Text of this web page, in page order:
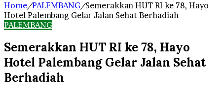
Home/PALEMBANG/Semerakkan HUT RI ke 78, Hayo
Hotel Palembang Gelar Jalan Sehat Berhadiah
PALEMBANG
Semerakkan HUT RI ke 78, Hayo
Hotel Palembang Gelar Jalan Sehat
Berhadiah